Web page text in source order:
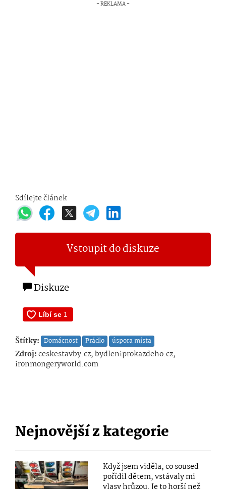
Sdílejte článek
Vstoupit do diskuze
Diskuze
Štítky: Domácnost Prádlo úspora místa
Zdroj:ceskestavby.cz, bydleniprokazdeho.cz,
ironmongeryworld.com
Nejnovější z kategorie
Když jsem viděla, co soused
pořídil dětem, vstávaly mi